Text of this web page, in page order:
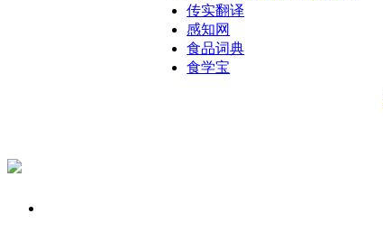
传实翻译
感知网
食品词典
食学宝